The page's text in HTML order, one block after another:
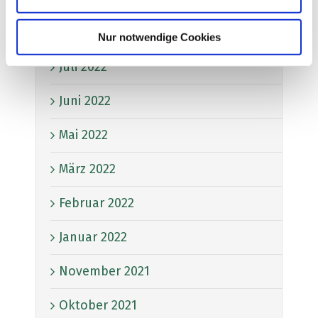
Nur notwendige Cookies
August 2022
Juli 2022
Juni 2022
Mai 2022
März 2022
Februar 2022
Januar 2022
November 2021
Oktober 2021